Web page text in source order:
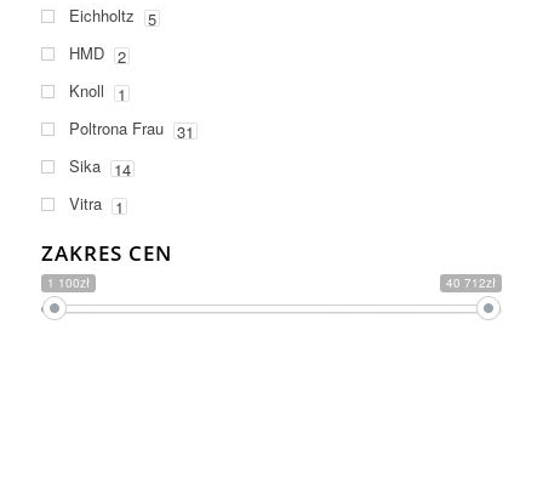
Eichholtz
5
HMD 2
Knoll
1
Poltrona Frau 31
Sika 14
Vitra 1
ZAKRES CEN
1 100zł 40 712zł